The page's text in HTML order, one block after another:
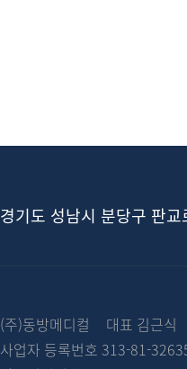
경기도 성남시 분당구 판
(주)동방메디컬 대표 김근식
사업자 등록번호 313-81-